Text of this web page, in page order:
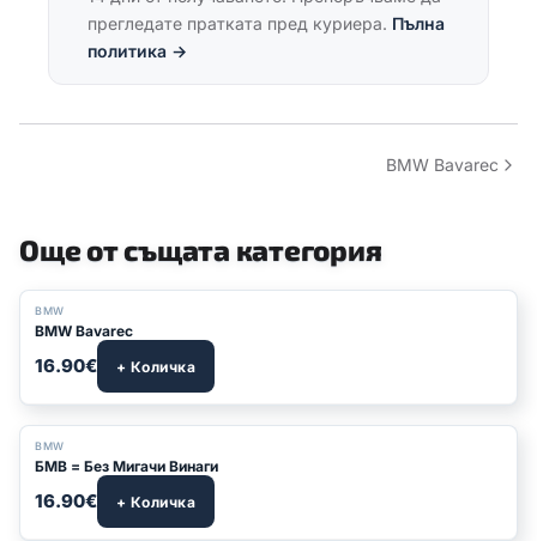
прегледате пратката пред куриера. Пълна
политика →
BMW Bavarec
Още от същата категория
BMW
BMW Bavarec
16.90€ + Количка
BMW
БМВ = Без Мигачи Винаги
16.90€ + Количка